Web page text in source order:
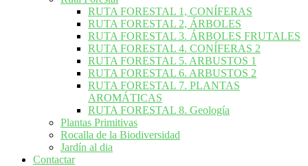
RUTA FORESTAL 1, CONÍFERAS
RUTA FORESTAL 2, ÁRBOLES
RUTA FORESTAL 3. ÁRBOLES FRUTALES
RUTA FORESTAL 4. CONÍFERAS 2
RUTA FORESTAL 5. ARBUSTOS 1
RUTA FORESTAL 6. ARBUSTOS 2
RUTA FORESTAL 7. PLANTAS
AROMÁTICAS
RUTA FORESTAL 8. Geología
Plantas Primitivas
Rocalla de la Biodiversidad
Jardín al dia
Contactar